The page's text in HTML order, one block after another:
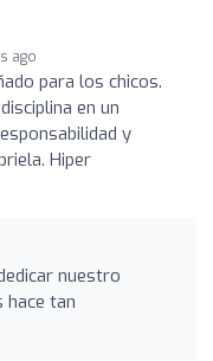
ago
para los chicos.
en un
y
Hiper
nuestro
hace tan